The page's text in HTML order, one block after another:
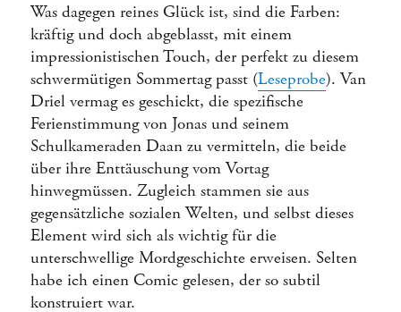
Was dagegen reines Glück ist, sind die Farben:
kräftig und doch abgeblasst, mit einem
impressionistischen Touch, der perfekt zu diesem
schwermütigen Sommertag passt (Leseprobe). Van
Driel vermag es geschickt, die spezifische
Ferienstimmung von Jonas und seinem
Schulkameraden Daan zu vermitteln, die beide
über ihre Enttäuschung vom Vortag
hinwegmüssen. Zugleich stammen sie aus
gegensätzliche sozialen Welten, und selbst dieses
Element wird sich als wichtig für die
unterschwellige Mordgeschichte erweisen. Selten
habe ich einen Comic gelesen, der so subtil
konstruiert war.